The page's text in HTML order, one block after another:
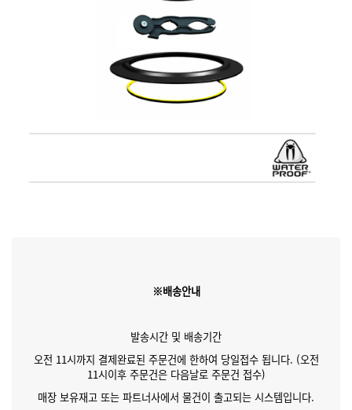
※배송안내
발송시간 및 배송기간
오전 11시까지 결제완료된 주문건에 한하여 당일접수 됩니다. (오전
11시이후 주문건은 다음날로 주문건 접수)
매장 보유재고 또는 파트너사에서 물건이 출고되는 시스템입니다.